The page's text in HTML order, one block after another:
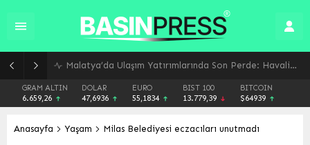
Malatya’da Ulaşım Yatırımlarında Son Perde: Havalimanı Eylül’de, Çevre Yolu Ekim’de Açılıyor
GRAM ALTIN
6.659,26
DOLAR
47,6936
EURO
55,1834
BIST 100
13.779,39
BITCOIN
$64939
Anasayfa Yaşam Milas Belediyesi eczacıları unutmadı